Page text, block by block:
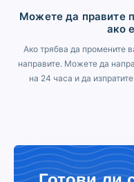
Можете да правите
ако
Ако трябва да промените
направите. Можете да
на 24 часа и да